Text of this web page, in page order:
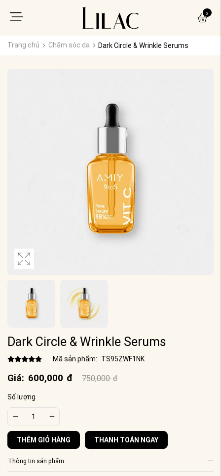
0
Trang chủ Chăm sóc da Dark Circle & Wrinkle Serums
Dark Circle & Wrinkle Serums
Mã sản phẩm: TS95ZWF1NK
Giá: 600,000 đ 750,000đ
Số lượng
THÊM GIỎ HÀNG THANH TOÁN NGAY
Thông tin sản phẩm